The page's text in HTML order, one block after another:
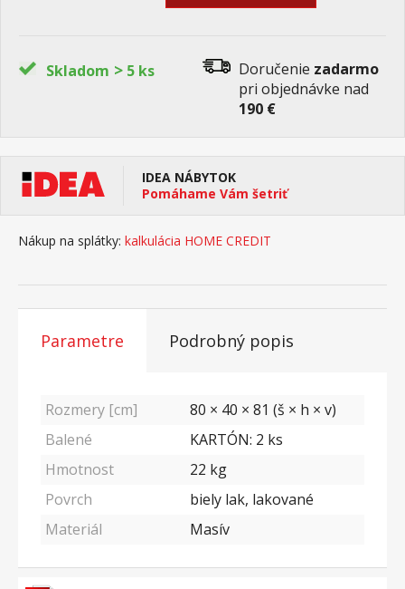
Skladom > 5 ks Doručenie zadarmo
pri objednávke nad
190 €
IDEA NÁBYTOK
Pomáhame Vám šetriť
Nákup na splátky: kalkulácia HOME CREDIT
Parametre Podrobný popis
Rozmery [cm]
80 × 40 × 81 (š × h × v)
Balené
KARTÓN: 2 ks
Hmotnost
22 kg
Povrch
biely lak, lakované
Materiál
Masív